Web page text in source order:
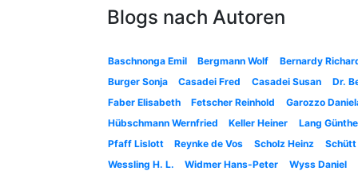
Blogs nach Autoren
Baschnonga Emil Bergmann Wolf
Bernardy
Burger Sonja
Casadei Fred Casadei Susan
Dr.
Faber Elisabeth
Fetscher Reinhold
Garozzo
Hübschmann Wernfried
Keller Heiner
Lang
Pfaff Lislott
Reynke de Vos Scholz Heinz
Schütt
Wessling H. L.
Widmer Hans-Peter Wyss Daniel